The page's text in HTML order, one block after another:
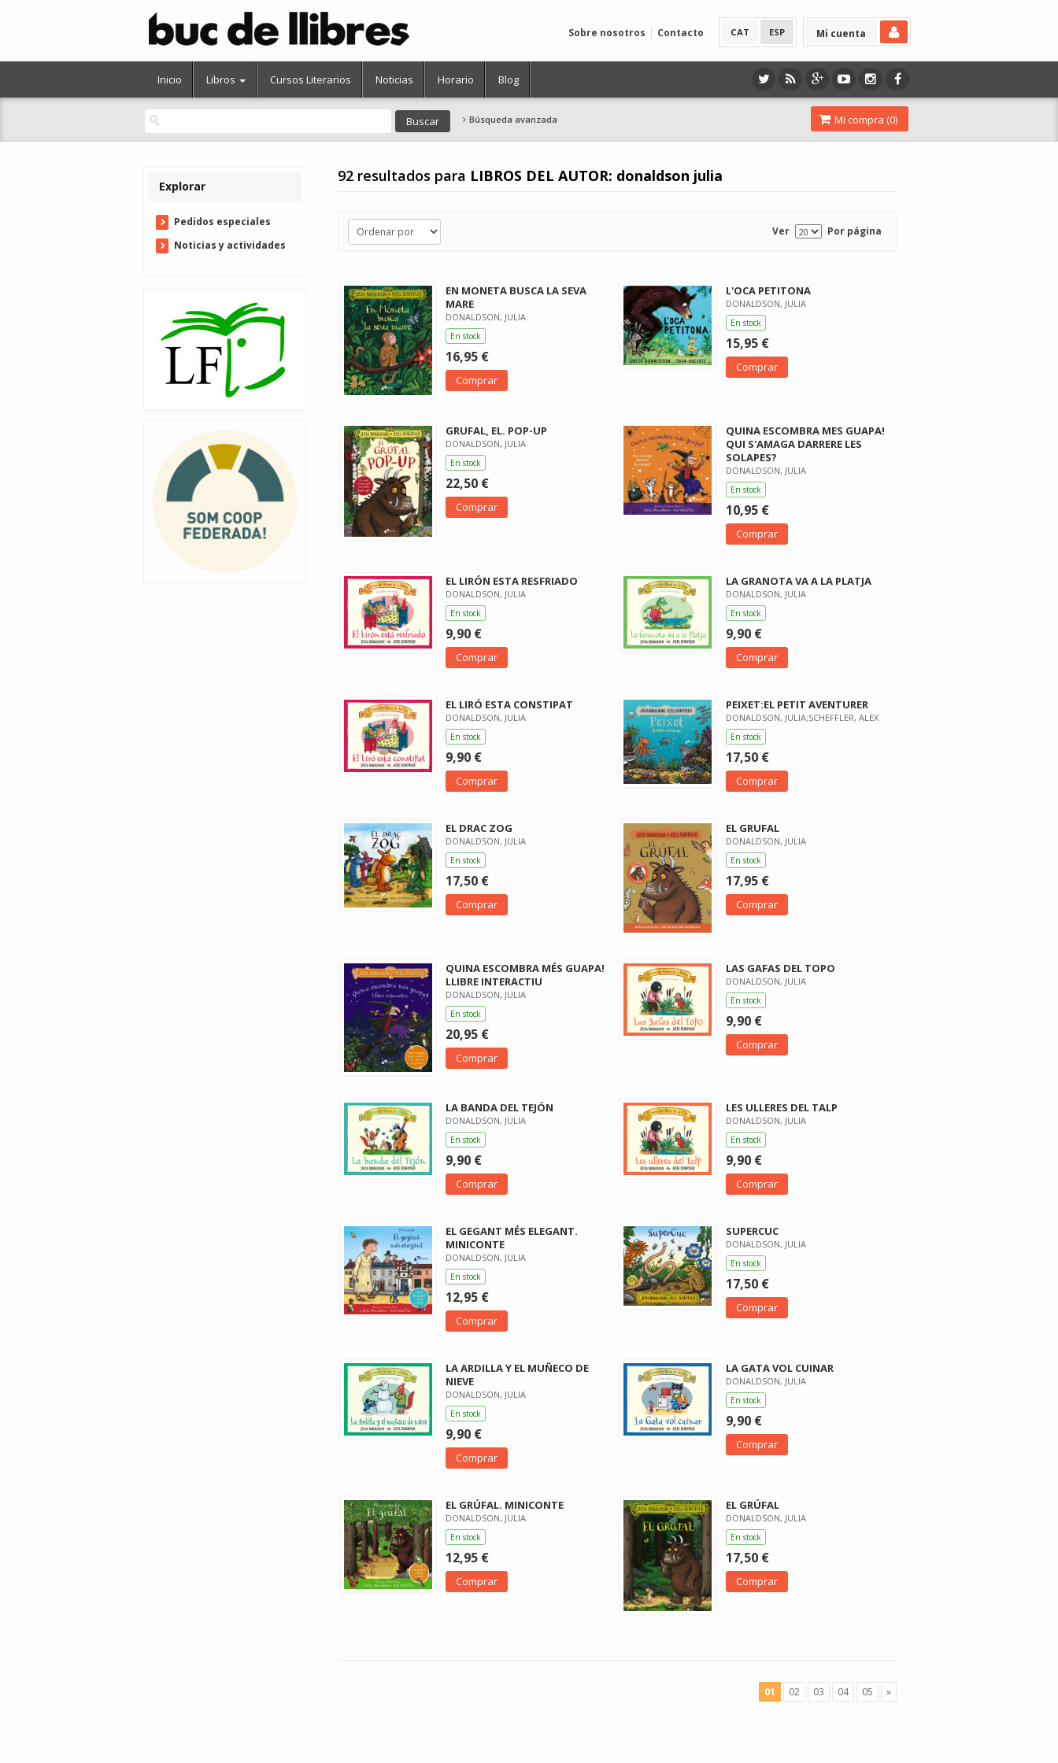
Mi cuenta
CAT ESP
Sobre nosotros Contacto
Inicio Libros Cursos Literarios Noticias Horario Blog
Búsqueda avanzada Mi compra (0)
92 resultados para LIBROS DEL AUTOR: donaldson julia
Ver Por página
EN MONETA BUSCA LA SEVA
MARE
DONALDSON, JULIA
En stock
16,95 €
Comprar
L'OCA PETITONA
DONALDSON, JULIA
En stock
15,95 €
Comprar
GRUFAL, EL. POP-UP
DONALDSON, JULIA
En stock
22,50 €
Comprar
QUINA ESCOMBRA MES GUAPA!
QUI S'AMAGA DARRERE LES
SOLAPES?
DONALDSON, JULIA
En stock
10,95 €
Comprar
EL LIRÓN ESTA RESFRIADO
DONALDSON, JULIA
En stock
9,90 €
Comprar
LA GRANOTA VA A LA PLATJA
DONALDSON, JULIA
En stock
9,90 €
Comprar
EL LIRÓ ESTA CONSTIPAT
DONALDSON, JULIA
En stock
9,90 €
Comprar
PEIXET:EL PETIT AVENTURER
DONALDSON, JULIA;SCHEFFLER, ALEX
En stock
17,50 €
Comprar
EL DRAC ZOG
DONALDSON, JULIA
En stock
17,50 €
Comprar
EL GRUFAL
DONALDSON, JULIA
En stock
17,95 €
Comprar
QUINA ESCOMBRA MÉS GUAPA!
LLIBRE INTERACTIU
DONALDSON, JULIA
En stock
20,95 €
Comprar
LAS GAFAS DEL TOPO
DONALDSON, JULIA
En stock
9,90 €
Comprar
LA BANDA DEL TEJÓN
DONALDSON, JULIA
En stock
9,90 €
Comprar
LES ULLERES DEL TALP
DONALDSON, JULIA
En stock
9,90 €
Comprar
EL GEGANT MÉS ELEGANT.
MINICONTE
DONALDSON, JULIA
En stock
12,95 €
Comprar
SUPERCUC
DONALDSON, JULIA
En stock
17,50 €
Comprar
LA ARDILLA Y EL MUÑECO DE
NIEVE
DONALDSON, JULIA
En stock
9,90 €
Comprar
LA GATA VOL CUINAR
DONALDSON, JULIA
En stock
9,90 €
Comprar
EL GRÚFAL. MINICONTE
DONALDSON, JULIA
En stock
12,95 €
Comprar
EL GRÚFAL
DONALDSON, JULIA
En stock
17,50 €
Comprar
01 02 03 04 05 »
Explorar
Pedidos especiales
Noticias y actividades